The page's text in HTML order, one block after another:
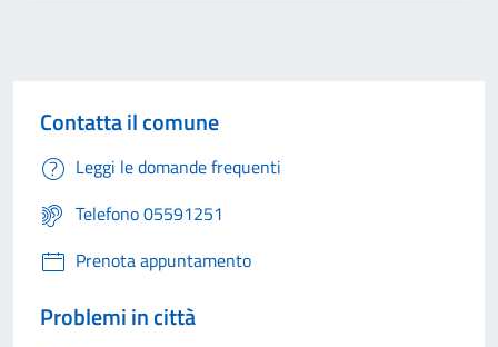
Contatta il comune
Leggi le domande frequenti
Telefono 05591251
Prenota appuntamento
Problemi in città